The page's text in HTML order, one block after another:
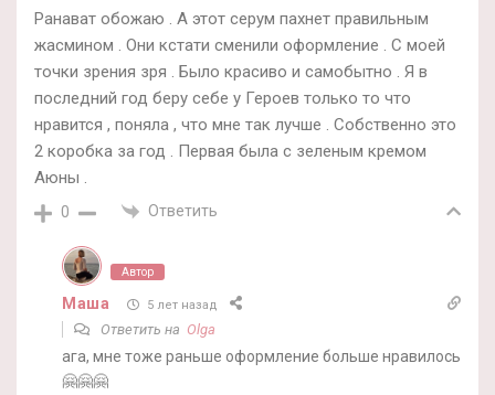
Ранават обожаю . А этот серум пахнет правильным
жасмином . Они кстати сменили оформление . С моей
точки зрения зря . Было красиво и самобытно . Я в
последний год беру себе у Героев только то что
нравится , поняла , что мне так лучше . Собственно это
2 коробка за год . Первая была с зеленым кремом
Аюны .
0 Ответить
Автор
Маша 5 лет назад
Ответить на Olga
ага, мне тоже раньше оформление больше нравилось
🤗🤗🤗